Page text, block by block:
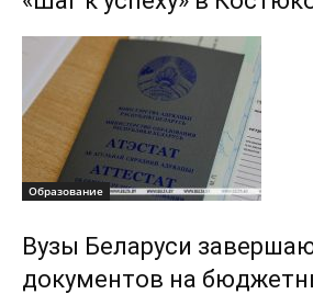
Образование
Вузы Беларуси
документов на